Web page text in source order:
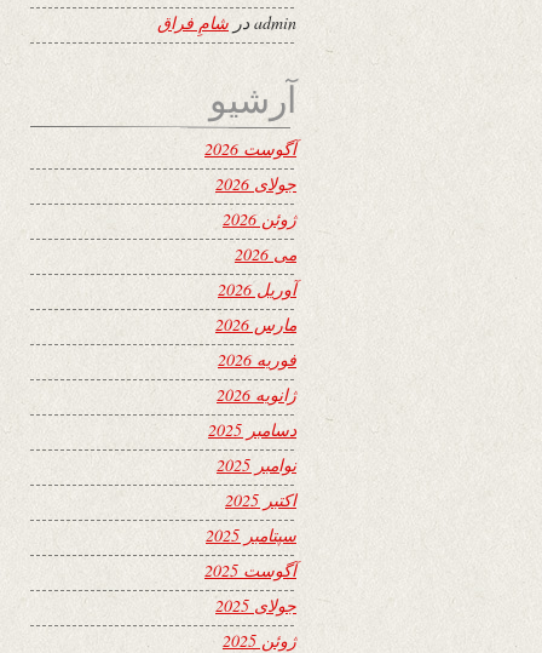
admin در شامِ فراق
آرشیو
آگوست 2026
جولای 2026
ژوئن 2026
می 2026
آوریل 2026
مارس 2026
فوریه 2026
ژانویه 2026
دسامبر 2025
نوامبر 2025
اکتبر 2025
سپتامبر 2025
آگوست 2025
جولای 2025
ژوئن 2025